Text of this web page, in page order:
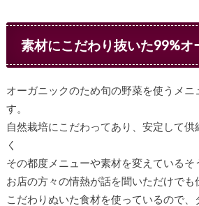
素材にこだわり抜いた99%オ
オーガニックのため旬の野菜を使うメニ
す。
自然栽培にこだわってあり、安定して
く
その都度メニューや素材を変えているそ
お店の方々の情熱が話を聞いただけでも
こだわりぬいた食材を使っているので、